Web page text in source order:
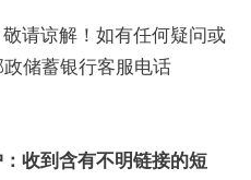
请谅解！如有任何疑问或
储蓄银行客服电话
收到含有不明链接的短